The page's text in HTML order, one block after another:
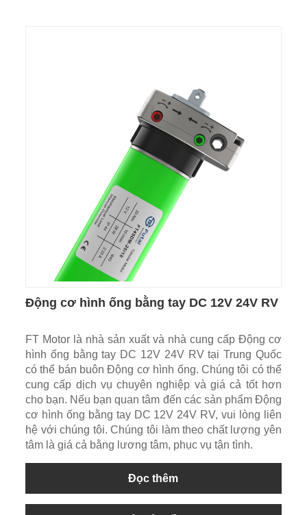
Động cơ hình ống bằng tay DC 12V 24V RV
FT Motor là nhà sản xuất và nhà cung cấp Động cơ
hình ống bằng tay DC 12V 24V RV tại Trung Quốc
có thể bán buôn Động cơ hình ống. Chúng tôi có thể
cung cấp dịch vụ chuyên nghiệp và giá cả tốt hơn
cho bạn. Nếu bạn quan tâm đến các sản phẩm Động
cơ hình ống bằng tay DC 12V 24V RV, vui lòng liên
hệ với chúng tôi. Chúng tôi làm theo chất lượng yên
tâm là giá cả bằng lương tâm, phục vụ tận tình.
Đọc thêm